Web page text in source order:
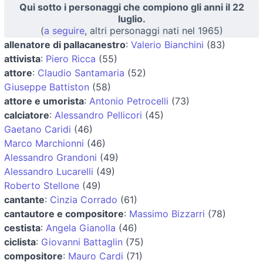
Qui sotto i personaggi che compiono gli anni il 22
luglio.
(a seguire, altri personaggi nati nel 1965)
allenatore di pallacanestro: Valerio Bianchini (83)
attivista: Piero Ricca (55)
attore: Claudio Santamaria (52)
Giuseppe Battiston (58)
attore e umorista: Antonio Petrocelli (73)
calciatore: Alessandro Pellicori (45)
Gaetano Caridi (46)
Marco Marchionni (46)
Alessandro Grandoni (49)
Alessandro Lucarelli (49)
Roberto Stellone (49)
cantante: Cinzia Corrado (61)
cantautore e compositore: Massimo Bizzarri (78)
cestista: Angela Gianolla (46)
ciclista: Giovanni Battaglin (75)
compositore: Mauro Cardi (71)